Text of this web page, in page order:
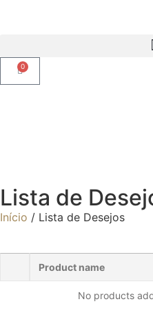
0
Lista de
Início / Lista de Desejos
Product name
No products